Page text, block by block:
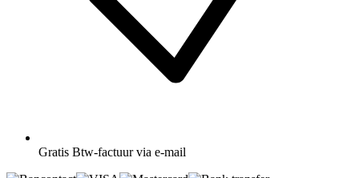
Gratis Btw-factuur via e-mail